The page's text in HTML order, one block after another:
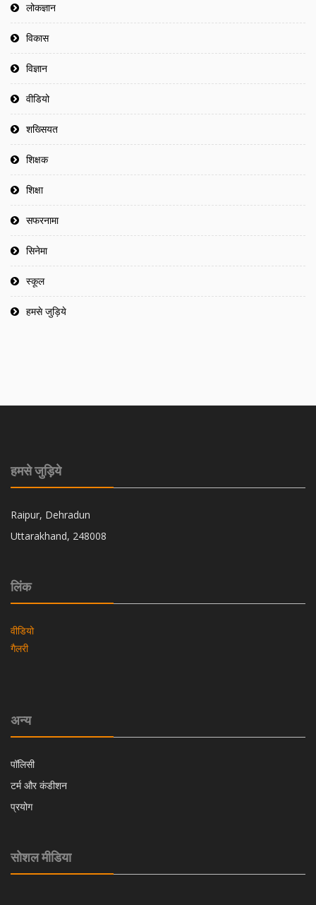
लोकज्ञान
विकास
विज्ञान
वीडियो
शख्सियत
शिक्षक
शिक्षा
सफरनामा
सिनेमा
स्कूल
हमसे जुड़िये
हमसे जुड़िये
Raipur, Dehradun
Uttarakhand, 248008
लिंक
वीडियो
गैलरी
अन्य
पॉलिसी
टर्म और कंडीशन
प्रयोग
सोशल मीडिया